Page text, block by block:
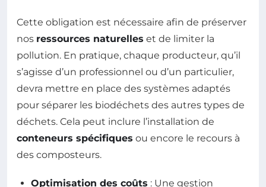
Cette obligation est nécessaire afin de préserver
nos ressources naturelles et de limiter la
pollution. En pratique, chaque producteur, qu’il
s’agisse d’un professionnel ou d’un particulier,
devra mettre en place des systèmes adaptés
pour séparer les biodéchets des autres types de
déchets. Cela peut inclure l’installation de
conteneurs spécifiques ou encore le recours à
des composteurs.
Optimisation des coûts : Une gestion